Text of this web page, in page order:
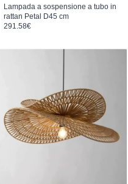
Lampada a sospensione a tubo in
rattan Petal D45 cm
291.58€